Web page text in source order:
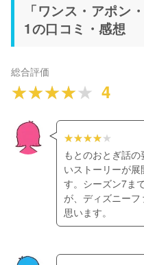
「ワンス・アポン
1の口コミ・感想
総合評価
4
もとのおとぎ話
いストーリーが
す。シーズン7ま
が、ディズニー
思います。